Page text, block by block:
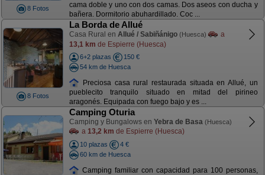
8 Fotos
cama doble y uno con dos camas. Dos aseos con ducha y
bañera. Dormitorio abuhardillado. Coc ...
8 Fotos
La Borda de Allué
Casa Rural en Allué / Sabiñánigo (Huesca)
a
13,1 km de Espierre (Huesca)
6+2 plazas
150 €
54 km de Huesca
Preciosa casa rural restaurada situada en Allué, un
pueblecito tranquilo situado en mitad del pirineo
aragonés. Equipada con fuego bajo y es ...
Camping Oturia
Camping y Bungalows en Yebra de Basa (Huesca)
a 13,2 km de Espierre (Huesca)
10 plazas
4 €
60 km de Huesca
Camping familiar con capacidad para 100 personas,